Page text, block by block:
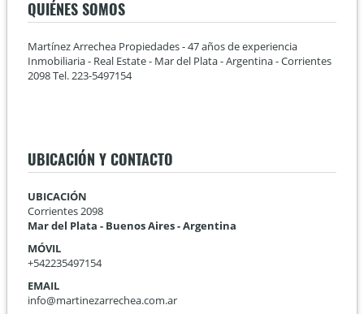
QUIÉNES SOMOS
Martínez Arrechea Propiedades - 47 años de experiencia
Inmobiliaria - Real Estate - Mar del Plata - Argentina - Corrientes
2098 Tel. 223-5497154
UBICACIÓN Y CONTACTO
UBICACIÓN
Corrientes 2098
Mar del Plata - Buenos Aires - Argentina
MÓVIL
+542235497154
EMAIL
info@martinezarrechea.com.ar